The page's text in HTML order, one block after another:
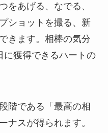
をあげる、なでる、
ショットを撮る、新
きます。相棒の気分
に獲得できるハートの
階である「最高の相
ナスが得られます。